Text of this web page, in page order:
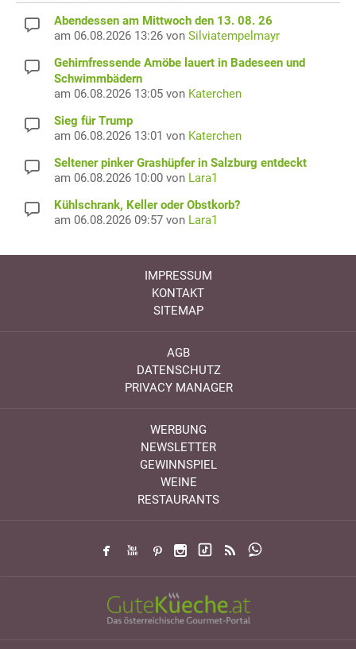
Abendessen am Mittwoch den 13. 08. 26
am 06.08.2026 13:26 von Silviatempelmayr
Gehirnfressende Amöbe lauert in Badeseen und
Schwimmbädern
am 06.08.2026 13:05 von Katerchen
Sieg für Trump
am 06.08.2026 13:01 von Katerchen
Seltener pinker Grashüpfer in Salzburg entdeckt
am 06.08.2026 10:00 von Lara1
Kühlschrank, Keller oder Obstkorb?
am 06.08.2026 09:57 von Lara1
IMPRESSUM
KONTAKT
SITEMAP
AGB
DATENSCHUTZ
PRIVACY MANAGER
WERBUNG
NEWSLETTER
GEWINNSPIEL
WEINE
RESTAURANTS